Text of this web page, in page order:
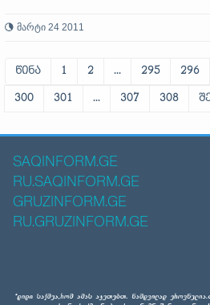
მარტი 24 2011
წინა 1 2 ... 295 296
300 301 ... 307 308
SAQINFORM.GE
RU.SAQINFORM.GE
GRUZINFORM.GE
RU.GRUZINFORM.GE